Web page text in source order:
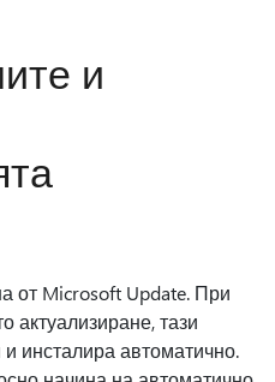
и
от Microsoft Update. При
актуализиране, тази
инсталира автоматично.